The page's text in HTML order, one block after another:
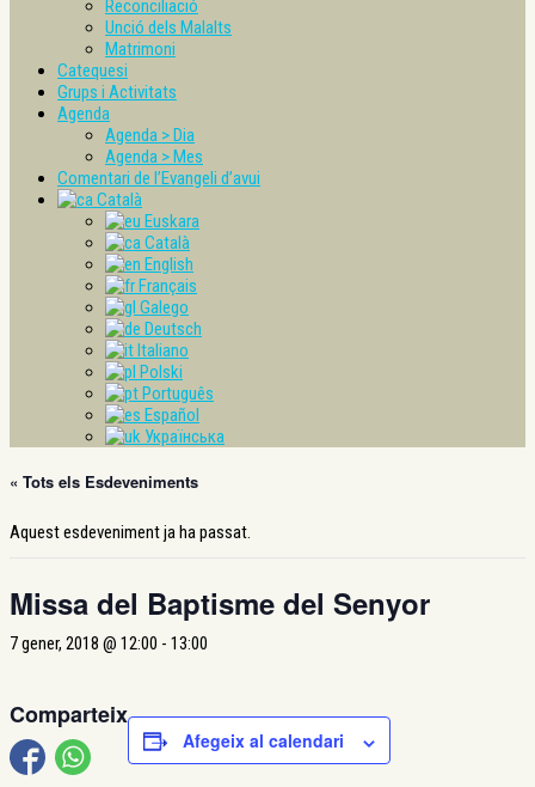
Reconciliació
Unció dels Malalts
Matrimoni
Catequesi
Grups i Activitats
Agenda
Agenda > Dia
Agenda > Mes
Comentari de l’Evangeli d’avui
Català
Euskara
Català
English
Français
Galego
Deutsch
Italiano
Polski
Português
Español
Українська
« Tots els Esdeveniments
Aquest esdeveniment ja ha passat.
Missa del Baptisme del Senyor
7 gener, 2018 @ 12:00 - 13:00
Comparteix
Afegeix al calendari